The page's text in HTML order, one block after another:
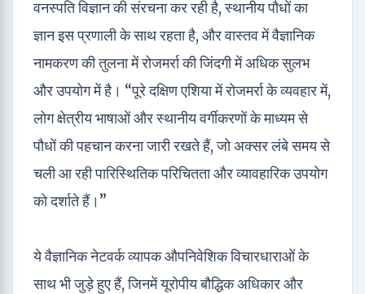
वनस्पति विज्ञान की संरचना कर रही है, स्थानीय पौधों का
ज्ञान इस प्रणाली के साथ रहता है, और वास्तव में वैज्ञानिक
नामकरण की तुलना में रोजमर्रा की जिंदगी में अधिक सुलभ
और उपयोग में है। “पूरे दक्षिण एशिया में रोजमर्रा के व्यवहार में,
लोग क्षेत्रीय भाषाओं और स्थानीय वर्गीकरणों के माध्यम से
पौधों की पहचान करना जारी रखते हैं, जो अक्सर लंबे समय से
चली आ रही पारिस्थितिक परिचितता और व्यावहारिक उपयोग
को दर्शाते हैं।”
ये वैज्ञानिक नेटवर्क व्यापक औपनिवेशिक विचारधाराओं के
साथ भी जुड़े हुए हैं, जिनमें यूरोपीय बौद्धिक अधिकार और